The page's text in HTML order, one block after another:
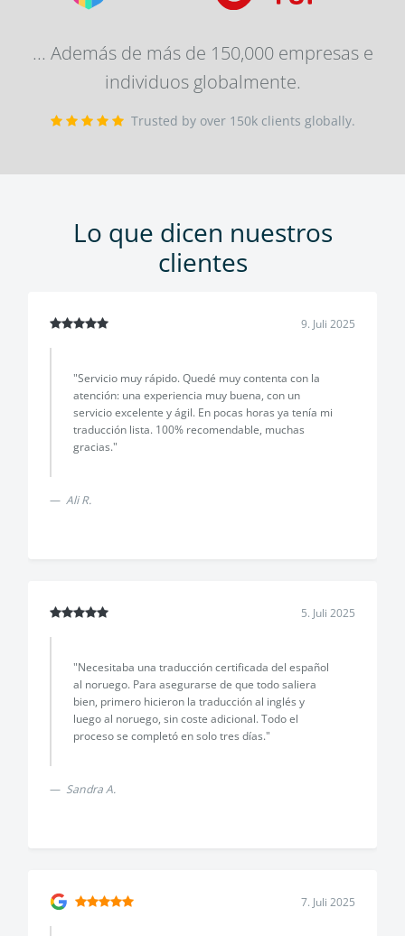
... Además de más de 150,000 empresas e
individuos globalmente.
Trusted by over 150k clients globally.
Lo que dicen nuestros
clientes
9. Juli 2025
"Servicio muy rápido. Quedé muy contenta con la
atención: una experiencia muy buena, con un
servicio excelente y ágil. En pocas horas ya tenía mi
traducción lista. 100% recomendable, muchas
gracias."
Ali R.
5. Juli 2025
"Necesitaba una traducción certificada del español
al noruego. Para asegurarse de que todo saliera
bien, primero hicieron la traducción al inglés y
luego al noruego, sin coste adicional. Todo el
proceso se completó en solo tres días."
Sandra A.
7. Juli 2025